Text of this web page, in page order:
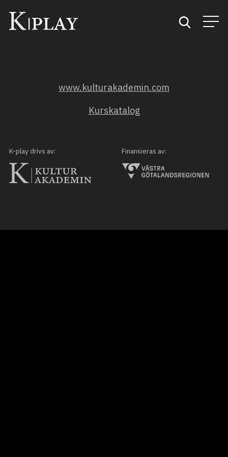
Kategorier
Mina favoriter
www.kulturakademin.com
Kurskatalog
K-play drivs av: Finansieras av: